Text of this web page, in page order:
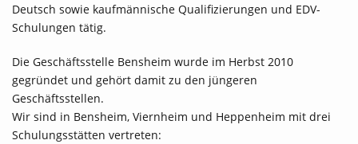
Deutsch sowie kaufmännische Qualifizierungen und EDV-
Schulungen tätig.
Die Geschäftsstelle Bensheim wurde im Herbst 2010
gegründet und gehört damit zu den jüngeren
Geschäftsstellen.
Wir sind in Bensheim, Viernheim und Heppenheim mit drei
Schulungsstätten vertreten: